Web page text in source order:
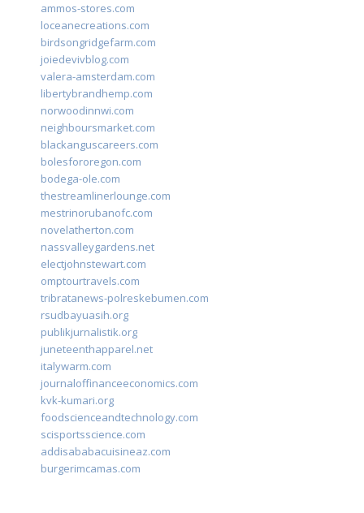
ammos-stores.com
loceanecreations.com
birdsongridgefarm.com
joiedevivblog.com
valera-amsterdam.com
libertybrandhemp.com
norwoodinnwi.com
neighboursmarket.com
blackanguscareers.com
bolesfororegon.com
bodega-ole.com
thestreamlinerlounge.com
mestrinorubanofc.com
novelatherton.com
nassvalleygardens.net
electjohnstewart.com
omptourtravels.com
tribratanews-polreskebumen.com
rsudbayuasih.org
publikjurnalistik.org
juneteenthapparel.net
italywarm.com
journaloffinanceeconomics.com
kvk-kumari.org
foodscienceandtechnology.com
scisportsscience.com
addisababacuisineaz.com
burgerimcamas.com